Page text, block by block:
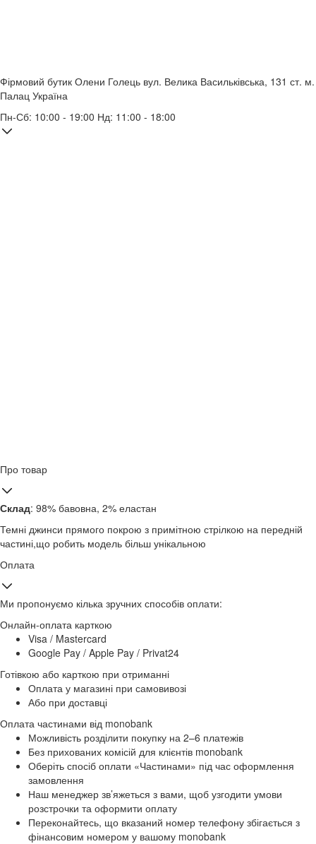
Фірмовий бутик Олени Голець вул. Велика Васильківська, 131 ст. м.
Палац Україна
Пн-Сб: 10:00 - 19:00 Нд: 11:00 - 18:00
Про товар
Склад: 98% бавовна, 2% еластан
Темні джинси прямого покрою з примітною стрілкою на передній
частині,що робить модель більш унікальною
Оплата
Ми пропонуємо кілька зручних способів оплати:
Онлайн-оплата карткою
Visa / Mastercard
Google Pay / Apple Pay / Privat24
Готівкою або карткою при отриманні
Оплата у магазині при самовивозі
Або при доставці
Оплата частинами від monobank
Можливість розділити покупку на 2–6 платежів
Без прихованих комісій для клієнтів monobank
Оберіть спосіб оплати «Частинами» під час оформлення
замовлення
Наш менеджер зв’яжеться з вами, щоб узгодити умови
розстрочки та оформити оплату
Переконайтесь, що вказаний номер телефону збігається з
фінансовим номером у вашому monobank